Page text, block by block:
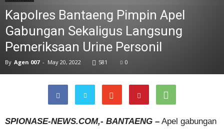
Kapolres Bantaeng Pimpin Apel
Gabungan Sekaligus Langsung
Pemeriksaan Urine Personil
By Agen 007 - May 20, 2022 581 0
SPIONASE-NEWS.COM,- BANTAENG – Apel gabungan